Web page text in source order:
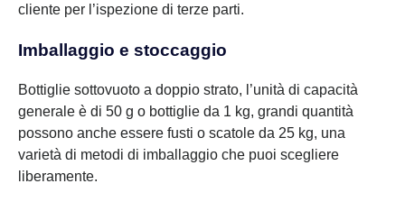
cliente per l’ispezione di terze parti.
Imballaggio e stoccaggio
Bottiglie sottovuoto a doppio strato, l’unità di capacità
generale è di 50 g o bottiglie da 1 kg, grandi quantità
possono anche essere fusti o scatole da 25 kg, una
varietà di metodi di imballaggio che puoi scegliere
liberamente.